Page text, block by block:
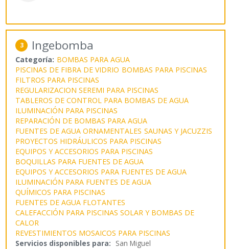
3 Ingebomba
Categoría: BOMBAS PARA AGUA
PISCINAS DE FIBRA DE VIDRIO BOMBAS PARA PISCINAS
FILTROS PARA PISCINAS
REGULARIZACION SEREMI PARA PISCINAS
TABLEROS DE CONTROL PARA BOMBAS DE AGUA
ILUMINACIÓN PARA PISCINAS
REPARACIÓN DE BOMBAS PARA AGUA
FUENTES DE AGUA ORNAMENTALES SAUNAS Y JACUZZIS
PROYECTOS HIDRÁULICOS PARA PISCINAS
EQUIPOS Y ACCESORIOS PARA PISCINAS
BOQUILLAS PARA FUENTES DE AGUA
EQUIPOS Y ACCESORIOS PARA FUENTES DE AGUA
ILUMINACIÓN PARA FUENTES DE AGUA
QUÍMICOS PARA PISCINAS
FUENTES DE AGUA FLOTANTES
CALEFACCIÓN PARA PISCINAS SOLAR Y BOMBAS DE
CALOR
REVESTIMIENTOS MOSAICOS PARA PISCINAS
Servicios disponibles para: San Miguel